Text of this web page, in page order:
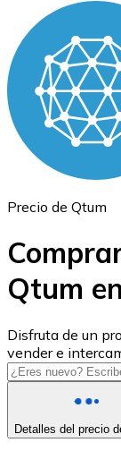
Ethereum
ETH
USD Coin
USDC
Precio de Qtum
Qtum
Disfruta de un
vender e
Detalles del precio